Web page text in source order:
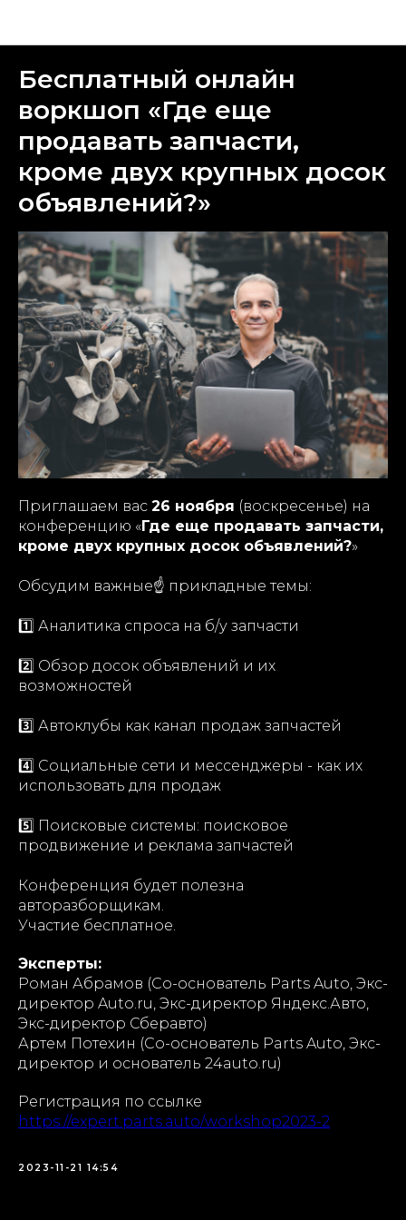
Бесплатный онлайн
воркшоп «Где еще
продавать запчасти,
кроме двух крупных досок
объявлений?»
Приглашаем вас 26 ноября (воскресенье) на
конференцию «Где еще продавать запчасти,
кроме двух крупных досок объявлений?»
Обсудим важные☝️ прикладные темы:
1️⃣ Аналитика спроса на б/у запчасти
2️⃣ Обзор досок объявлений и их
возможностей
3️⃣ Автоклубы как канал продаж запчастей
4️⃣ Социальные сети и мессенджеры - как их
использовать для продаж
5️⃣ Поисковые системы: поисковое
продвижение и реклама запчастей
Конференция будет полезна
авторазборщикам.
Участие бесплатное.
Эксперты:
Роман Абрамов (Со-основатель Parts Auto, Экс-
директор Auto.ru, Экс-директор Яндекс.Авто,
Экс-директор Сберавто)
Артем Потехин (Со-основатель Parts Auto, Экс-
директор и основатель 24auto.ru)
Регистрация по ссылке
https://expert.parts.auto/workshop2023-2
2023-11-21 14:54